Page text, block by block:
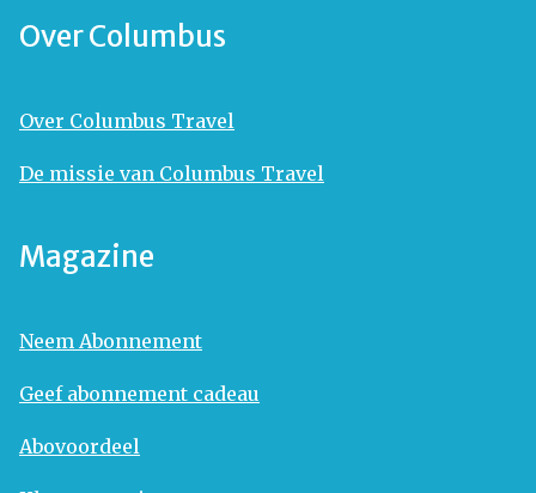
Over Columbus
Over Columbus Travel
De missie van Columbus Travel
Magazine
Neem Abonnement
Geef abonnement cadeau
Abovoordeel